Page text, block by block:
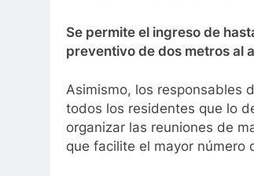
Se permite el ingreso de
preventivo de dos metros al
Asimismo, los responsables
todos los residentes que lo
organizar las reuniones de
que facilite el mayor número